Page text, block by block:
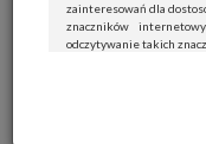
zainteresowań dla
znaczników
odczytywanie takich
Jeśli nie chcesz wyrazić
Wyrażenie zgody jest
można je